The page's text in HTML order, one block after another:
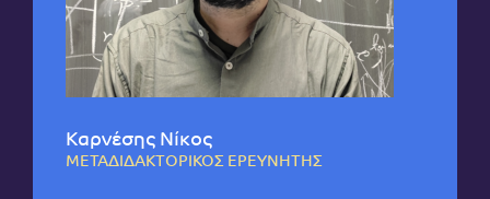
Καρνέσης Νίκος
ΜΕΤΑΔΙΔΑΚΤΟΡΙΚΟΣ ΕΡΕΥΝΗΤΗΣ